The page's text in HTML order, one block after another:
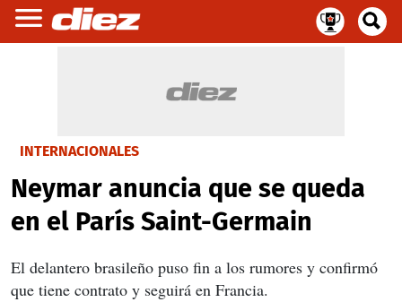
INTERNACIONALES
Neymar anuncia que se queda
en el París Saint-Germain
El delantero brasileño puso fin a los rumores y confirmó
que tiene contrato y seguirá en Francia.